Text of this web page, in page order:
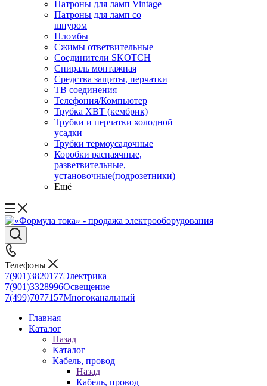
Патроны для ламп Vintage
Патроны для ламп со
шнуром
Пломбы
Сжимы ответвительные
Соединители SKOTCH
Спираль монтажная
Средства защиты, перчатки
ТВ соединения
Телефония/Компьютер
Трубка ХВТ (кембрик)
Трубки и перчатки холодной
усадки
Трубки термоусадочные
Коробки распаячные,
разветвительные,
установочные(подрозетники)
Ещё
Телефоны
7(901)3820177Электрика
7(901)3328996Освещение
7(499)7077157Многоканальный
Главная
Каталог
Назад
Каталог
Кабель, провод
Назад
Кабель, провод